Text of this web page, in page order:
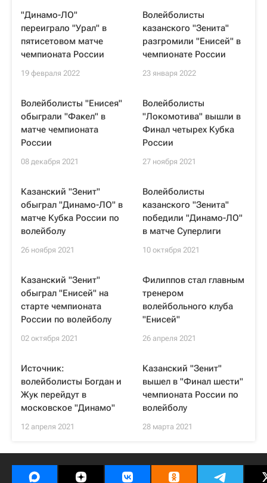
"Динамо-ЛО"
переиграло "Урал" в
пятисетовом матче
чемпионата России
19 февраля 2022
Волейболисты
казанского "Зенита"
разгромили "Енисей" в
чемпионате России
23 января 2022
Волейболисты "Енисея"
обыграли "Факел" в
матче чемпионата
России
08 декабря 2021
Волейболисты
"Локомотива" вышли в
Финал четырех Кубка
России
27 ноября 2021
Казанский "Зенит"
обыграл "Динамо-ЛО" в
матче Кубка России по
волейболу
26 ноября 2021
Волейболисты
казанского "Зенита"
победили "Динамо-ЛО"
в матче Суперлиги
10 октября 2021
Казанский "Зенит"
обыграл "Енисей" на
старте чемпионата
России по волейболу
02 октября 2021
Филиппов стал главным
тренером
волейбольного клуба
"Енисей"
26 апреля 2021
Источник:
волейболисты Богдан и
Жук перейдут в
московское "Динамо"
12 апреля 2021
Казанский "Зенит"
вышел в "Финал шести"
чемпионата России по
волейболу
28 марта 2021